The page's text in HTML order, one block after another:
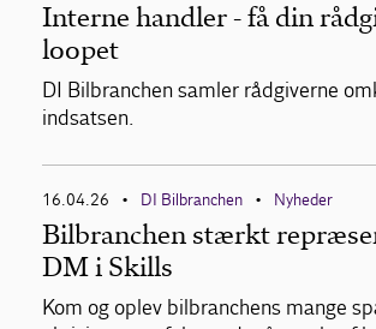
Interne handler - få din
loopet
DI Bilbranchen samler rådgiverne
indsatsen.
16.04.26 • DI Bilbranchen • Nyheder
Bilbranchen stærkt
DM i Skills
Kom og oplev bilbranchens mange